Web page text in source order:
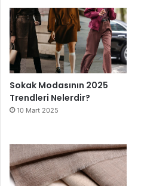
Sokak Modasının 2025
Trendleri Nelerdir?
10 Mart 2025